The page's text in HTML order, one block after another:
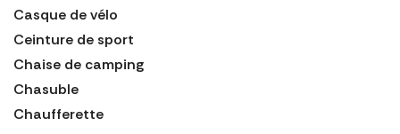
Casque de vélo
Ceinture de sport
Chaise de camping
Chasuble
Chaufferette